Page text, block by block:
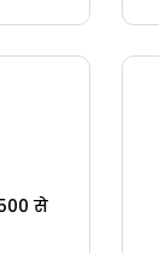
से